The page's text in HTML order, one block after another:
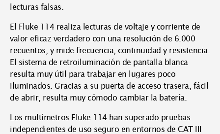
lecturas falsas.
El Fluke 114 realiza lecturas de voltaje y corriente de
valor eficaz verdadero con una resolución de 6.000
recuentos, y mide frecuencia, continuidad y resistencia.
El sistema de retroiluminación de pantalla blanca
resulta muy útil para trabajar en lugares poco
iluminados. Gracias a su puerta de acceso trasera, fácil
de abrir, resulta muy cómodo cambiar la batería.
Los multímetros Fluke 114 han superado pruebas
independientes de uso seguro en entornos de CAT III